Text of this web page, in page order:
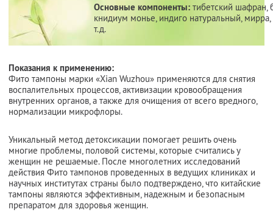
Основные компоненты: тибетский шафран,
книдиум монье, индиго натуральный,
т.д.
Показания к применению:
Фито тампоны марки «Xian Wuzhou» применяются для снятия
воспалительных процессов, активизации кровообращения
внутренних органов, а также для очищения от всего вредного,
нормализации микрофлоры.
Уникальный метод детоксикации помогает решить очень
многие проблемы, половой системы, которые считались у
женщин не решаемые. После многолетних исследований
действия Фито тампонов проведенных в ведущих клиниках и
научных институтах страны было подтверждено, что китайские
тампоны являются эффективным, надежным и безопасным
препаратом для здоровья женщин.